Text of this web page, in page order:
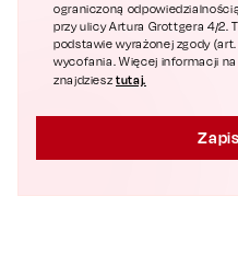
ograniczoną
przy ulicy Artura Grottgera 4/2.
podstawie wyrażonej zgody
wycofania. Więcej informacji
znajdziesztutaj.